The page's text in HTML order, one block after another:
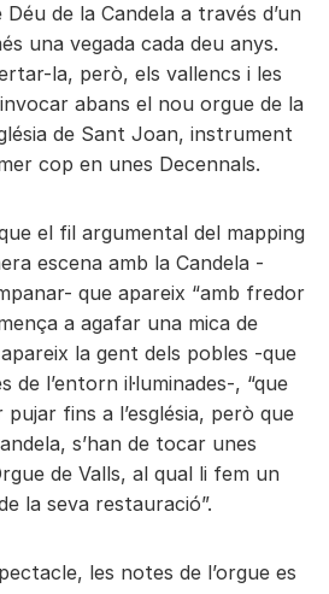
de la Candela a través d’un
una vegada cada deu anys.
la, però, els vallencs i les
abans el nou orgue de la
de Sant Joan, instrument
cop en unes Decennals.
el fil argumental del mapping
escena amb la Candela -
que apareix “amb fredor
a agafar una mica de
la gent dels pobles -que
de l’entorn il·luminades-, “que
fins a l’església, però que
s’han de tocar unes
de Valls, al qual li fem un
la seva restauració”.
les notes de l’orgue es